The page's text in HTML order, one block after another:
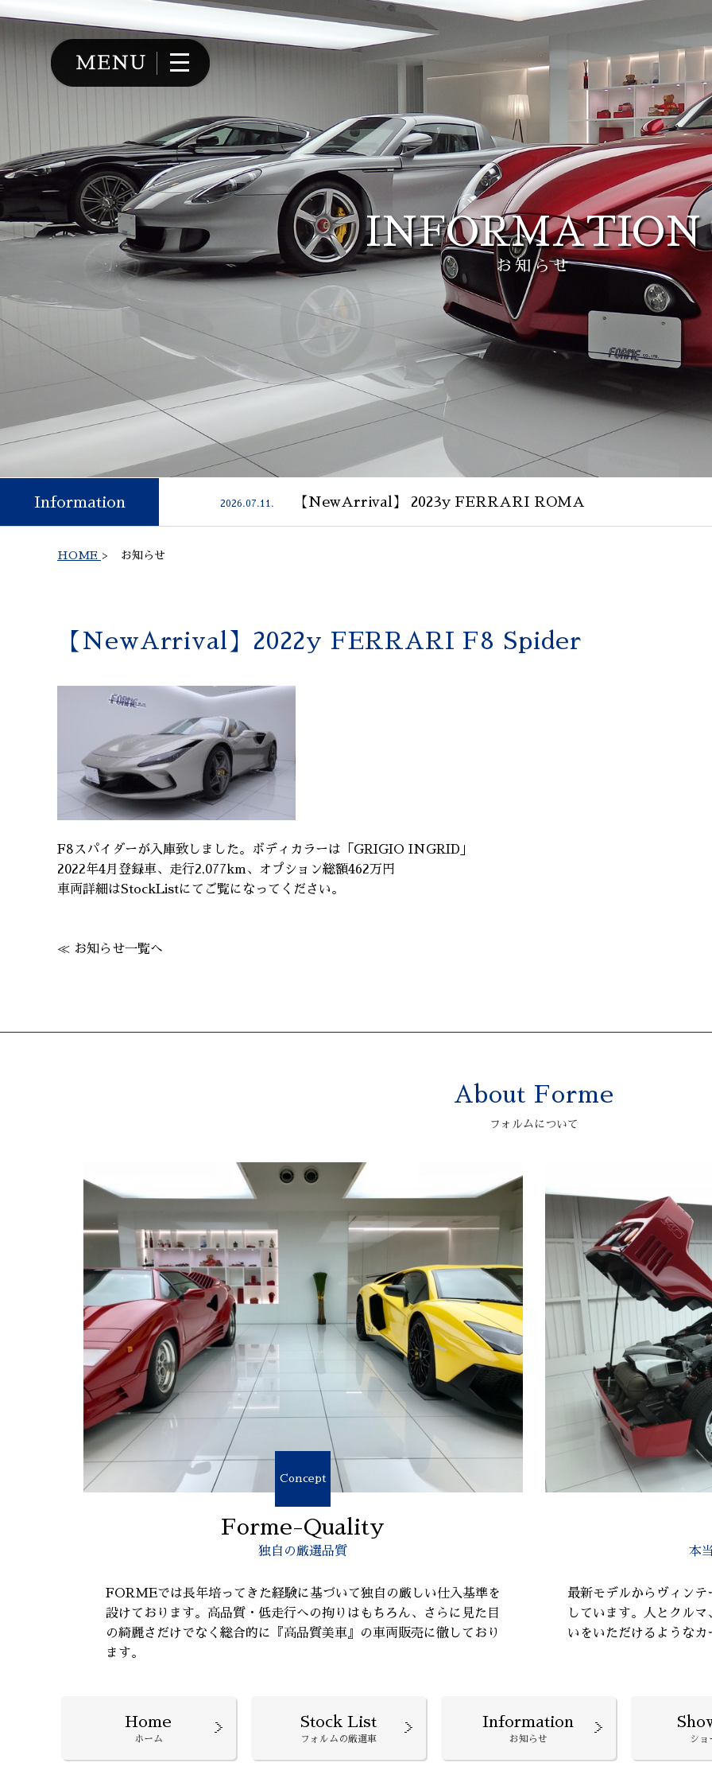
INFORMATION
お知らせ
Information 2026.07.11. 【NewArrival】 2023y FERRARI ROMA
HOME > お知らせ
【NewArrival】2022y FERRARI F8 Spider
F8スパイダーが入庫致しました。ボディカラーは「GRIGIO INGRID」
2022年4月登録車、走行2,077km、オプション総額462万円
車両詳細はStockListにてご覧になってください。
≪ お知らせ一覧へ
About Forme
フォルムについて
Concept
Forme-Quality
独自の厳選品質
FORMEでは長年培ってきた経験に基づいて独自の厳しい仕入基準を
設けております。高品質・低走行への拘りはもちろん、さらに見た目
の綺麗さだけでなく総合的に『高品質美車』の車両販売に徹しており
ます。
本
最新モデルからヴィン
しています。人とクル
いをいただけるようなカ
Home
ホーム
Stock List
フォルムの厳選車
Information
お知らせ ショ